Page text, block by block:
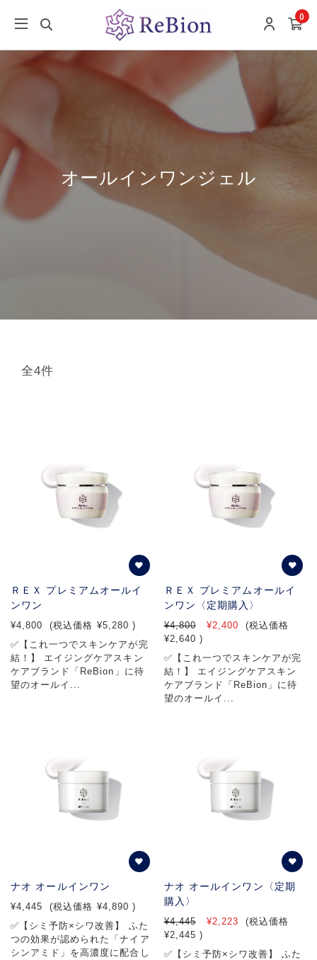
0
オールインワンジェル
全4件
ＲＥＸ プレミアムオールイ
ンワン
¥4,800 (税込価格 ¥5,280 )
✅【これ一つでスキンケアが完
結！】 エイジングケアスキン
ケアブランド「ReBion」に待
望のオールイ...
ＲＥＸ プレミアムオールイ
ンワン〈定期購入〉
¥4,800 ¥2,400
(税込価格
¥2,640 )
✅【これ一つでスキンケアが完
結！】 エイジングケアスキン
ケアブランド「ReBion」に待
望のオールイ...
ナオ オールインワン
¥4,445 (税込価格 ¥4,890 )
✅【シミ予防×シワ改善】 ふた
つの効果が認められた「ナイア
シンアミド」を高濃度に配合し
ナオ オールインワン〈定期
購入〉
¥4,445 ¥2,223
(税込価格
¥2,445 )
✅【シミ予防×シワ改善】 ふた